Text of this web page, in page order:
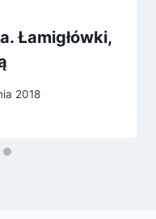
Łamigłówki,
2018